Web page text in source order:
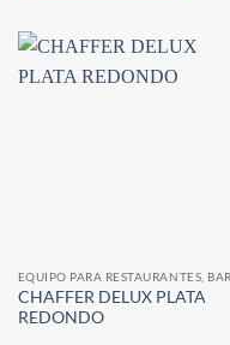
CHAFFER DELUX PLATA
REDONDO